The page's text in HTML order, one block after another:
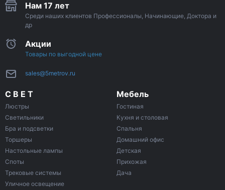
Нам 17 лет
Среди наших клиентов Профессионалы, Начинающие, Доктора и
др
Акции
Товары по выгодной цене
sales@5metrov.ru
С В Е Т
Люстры
Светильники
Бра и подсветки
Торшеры
Настольные лампы
Споты
Трековые системы
Уличное освещение
Мебель
Гостиная
Кухня и столовая
Спальня
Домашний офис
Детская
Прихожая
Дача